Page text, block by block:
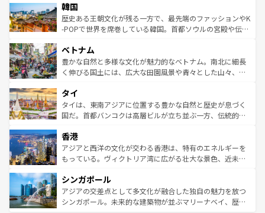
ワイを、存分に味わってほしい。 なお、新着のハワイ情報
はコンテンツ一覧を参照してほしい。
いる。アクティビティも充実しており、サーフィンやダイ
ビング、ハイキングなど、アウトドア好きにはたまらな
い。オーストラリアの多彩な魅力を存分に味わいつくそ
参照してほしい。
ン）、静ひつな山岳地帯である台湾東部など、都市の喧騒
と山間の静けさが共存しており、訪れる人に新しい発見と
驚きをもたらしてくれる。また、奥深い台湾の食文化も魅
容にもいいと評判のスイーツなど、バラエティ豊かな料理
が味わえる。 なお、新着の台湾情報は コンテンツ一覧を参
照してほしい。
韓国
歴史ある王朝文化が残る一方で、最先端のファッションやK
-POPで世界を席巻している韓国。首都ソウルの宮殿や伝統
き、地方に足を延ばせば四季折々の自然美を楽しむことが
できる。そして、キムチや焼肉、絶品のストリートフード
まで、さまざまな韓国料理が待っている。夜には、韓国な
リティに包まれながら、韓国の多彩な魅力を心ゆくまで味
わってみてほしい。 なお、新着の韓国情報はコンテンツ一
覧を参照してほしい。
ベトナム
豊かな自然と多様な文化が魅力的なベトナム。南北に細長
く伸びる国土には、広大な田園風景や青々とした山々、世
急速な発展と共に伝統が息づく。ハノイの古い町並みやホ
ーチミン市のフランス統治時代の建物も、独特の雰囲気を
醸し出している。また、バラエティの豊かさとおいしさで
とつ。フォーやバインミー、ベトナムコーヒーなどは、ぜ
ひ現地で味わいたい。どの地域を訪れてもあたたかい人々
が旅行者を迎えてくれるので、きっと忘れられない旅にな
参照してほしい。
タイ
タイは、東南アジアに位置する豊かな自然と歴史が息づく
国だ。首都バンコクは高層ビルが立ち並ぶ一方、伝統的な
の活気が交差している。北部ではチェンマイなどの山岳地
帯で自然と触れ合い、南部ではプーケットやクラビの美し
いビーチでリゾート気分を楽しむことができる。タイ料理
激する。気候は一年中温暖で、どの季節にも異なる楽しみ
が待っている。親しみやすいタイの人々、仏教を中心とし
た文化、そして多様な観光資源が、訪れる旅人を魅了し続
香港
アジアと西洋の文化が交わる香港は、特有のエネルギーを
もっている。ヴィクトリア湾に広がる壮大な景色、近未来
み、どこを訪れても感動するはず。観光スポットが密集し
ており、効率よく見どころを回れるのも魅力。息をのむよ
うな絶景から文化的な体験まで、香港を存分に楽しみ尽く
シンガポール
アジアの交差点として多文化が融合した独自の魅力を放つ
シンガポール。未来的な建築物が並ぶマリーナベイ、歴史